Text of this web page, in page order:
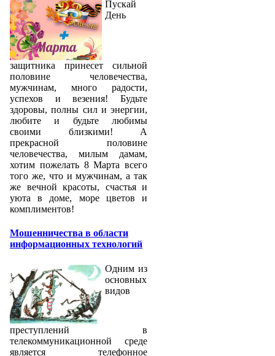
Пускай
День
защитника принесет сильной
половине человечества,
мужчинам, много радости,
успехов и везения! Будьте
здоровы, полны сил и энергии,
любите и будьте любимы
своими близкими! А
прекрасной половине
человечества, милым дамам,
хотим пожелать 8 Марта всего
того же, что и мужчинам, а так
же вечной красоты, счастья и
уюта в доме, море цветов и
комплиментов!
Мошенничества в области
информационных технологий
Одним из
основных
видов
преступлений в
телекоммуникационной среде
является телефонное